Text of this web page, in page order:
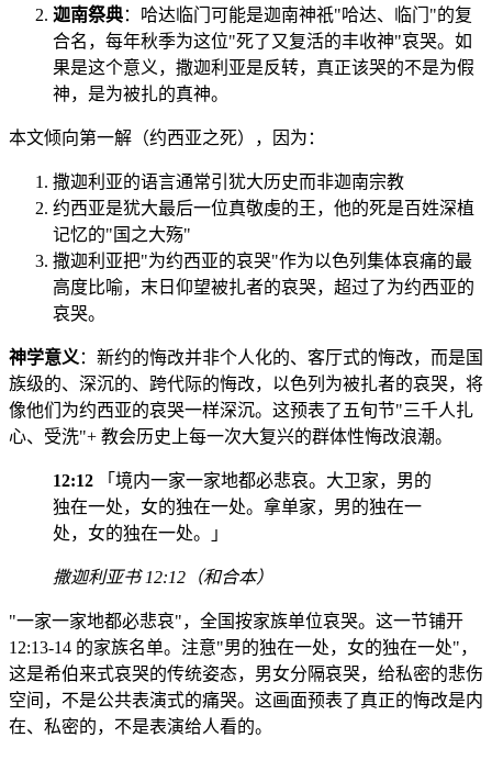
迦南祭典：哈达临门可能是迦南神祇"哈达、临门"的复
合名，每年秋季为这位"死了又复活的丰收神"哀哭。如
果是这个意义，撒迦利亚是反转，真正该哭的不是为假
神，是为被扎的真神。
本文倾向第一解（约西亚之死），因为：
撒迦利亚的语言通常引犹大历史而非迦南宗教
约西亚是犹大最后一位真敬虔的王，他的死是百姓深植
记忆的"国之大殇"
撒迦利亚把"为约西亚的哀哭"作为以色列集体哀痛的最
高度比喻，末日仰望被扎者的哀哭，超过了为约西亚的
哀哭。
神学意义：新约的悔改并非个人化的、客厅式的悔改，而是国
族级的、深沉的、跨代际的悔改，以色列为被扎者的哀哭，将
像他们为约西亚的哀哭一样深沉。这预表了五旬节"三千人扎
心、受洗"+ 教会历史上每一次大复兴的群体性悔改浪潮。
12:12 「境内一家一家地都必悲哀。大卫家，男的
独在一处，女的独在一处。拿单家，男的独在一
处，女的独在一处。」
撒迦利亚书 12:12（和合本）
"一家一家地都必悲哀"，全国按家族单位哀哭。这一节铺开
12:13-14 的家族名单。注意"男的独在一处，女的独在一处"，
这是希伯来式哀哭的传统姿态，男女分隔哀哭，给私密的悲伤
空间，不是公共表演式的痛哭。这画面预表了真正的悔改是内
在、私密的，不是表演给人看的。